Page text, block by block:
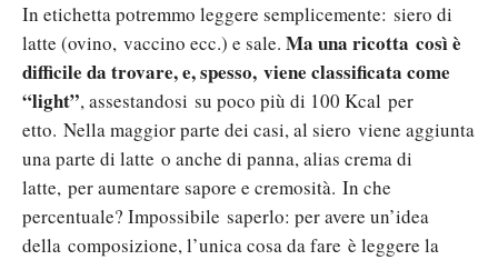
In etichetta potremmo leggere semplicemente: siero di
latte (ovino, vaccino ecc.) e sale. Ma una ricotta così è
difficile da trovare, e, spesso, viene classificata come
“light”, assestandosi su poco più di 100 Kcal per
etto. Nella maggior parte dei casi, al siero viene aggiunta
una parte di latte o anche di panna, alias crema di
latte, per aumentare sapore e cremosità. In che
percentuale? Impossibile saperlo: per avere un’idea
della composizione, l’unica cosa da fare è leggere la